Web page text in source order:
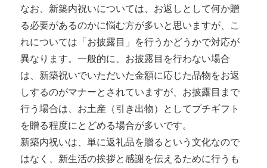
なお、新築内祝いについては、お返しとして何か贈
る必要があるのかに悩む方が多いと思いますが、こ
れについては「お披露目」を行うかどうかで対応が
異なります。一般的に、お披露目を行わない場合
は、新築祝いでいただいた金額に応じた品物をお返
しするのがマナーとされていますが、お披露目まで
行う場合は、お土産（引き出物）としてプチギフト
を贈る程度にとどめる場合が多いです。
新築内祝いは、単に返礼品を贈るという文化なので
はなく、新生活の挨拶と感謝を伝えるために行うも